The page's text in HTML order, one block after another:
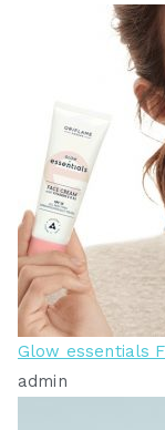
Glow essentials
admin